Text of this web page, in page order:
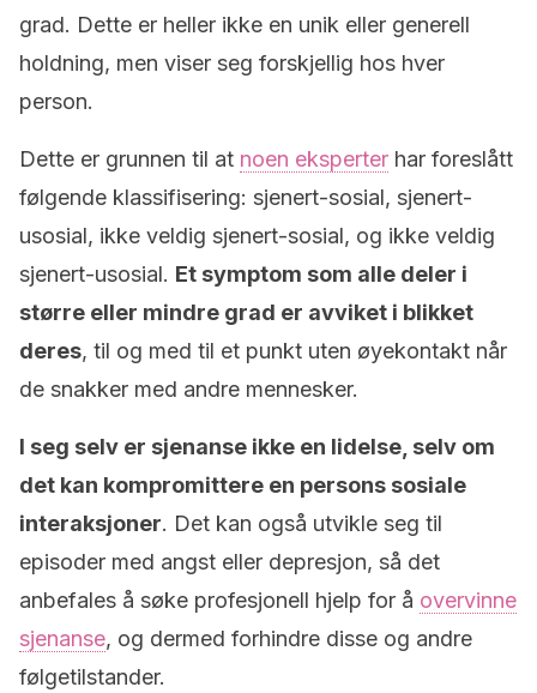
grad. Dette er heller ikke en unik eller generell
holdning, men viser seg forskjellig hos hver
person.
Dette er grunnen til at noen eksperter har foreslått
følgende klassifisering: sjenert-sosial, sjenert-
usosial, ikke veldig sjenert-sosial, og ikke veldig
sjenert-usosial. Et symptom som alle deler i
større eller mindre grad er avviket i blikket
deres, til og med til et punkt uten øyekontakt når
de snakker med andre mennesker.
I seg selv er sjenanse ikke en lidelse, selv om
det kan kompromittere en persons sosiale
interaksjoner. Det kan også utvikle seg til
episoder med angst eller depresjon, så det
anbefales å søke profesjonell hjelp for å overvinne
sjenanse, og dermed forhindre disse og andre
følgetilstander.